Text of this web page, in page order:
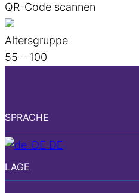
QR-Code scannen
Altersgruppe
55 – 100
SPRACHE
DE
LAGE